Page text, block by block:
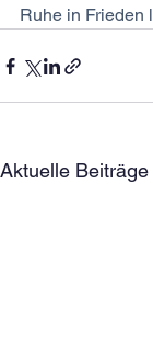
Ruhe in Frieden
Aktuelle Beiträge